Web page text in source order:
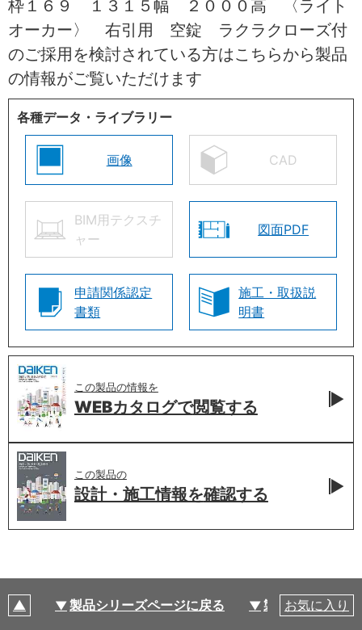
枠１６９ １３１５幅 ２０００高 〈ライト
オーカー〉 右引用 空錠 ラクラクローズ付
のご採用を検討されている方はこちらから製品
の情報がご覧いただけます
各種データ・ライブラリー
画像 CAD
BIM用テクスチ
ャー
図面PDF
申請関係認定
書類
施工・取扱説
明書
この製品の情報を
WEBカタログで閲覧する
この製品の
設計・施工情報を確認する
製品シリーズページに戻る 製品仕様
お気に入り